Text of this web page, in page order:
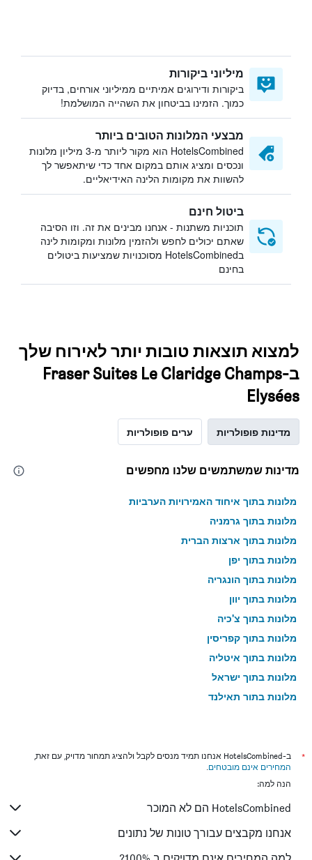
מיליוני ביקורות
ביקורות ודירוגים אמיתיים ממיליוני אורחים, בדיוק
כמוך. הזמינו בביטחון את השהייה המושלמת!
מבצעי המלונות הטובים ביותר
HotelsCombined הוא מקור ליותר מ-3 מיליון מלונות
ונכסים ומציג אותם במקום אחד כדי שיתאפשר לך
להשוות את מקומות הלינה האידיאליים.
ביטול חינם
תוכניות משתנות - אנחנו מבינים את זה. וזו הסיבה
שאתם יכולים לחפש ולהזמין מלונות ומקומות לינה
בHotelsCombined מסוכנויות שמציעות ביטולים
בחינם
למצוא תוצאות טובות יותר לאירוח שלך
בFraser Suites Le Claridge Champs-
Elysées
מדינות פופולריות ערים פופולריות
מדינות שמשתמשים שלנו מחפשים
מלונות בתוך איחוד האמירויות הערביות
מלונות בתוך גרמניה
מלונות בתוך ארצות הברית
מלונות בתוך יפן
מלונות בתוך הונגריה
מלונות בתוך יוון
מלונות בתוך צ'כיה
מלונות בתוך קפריסין
מלונות בתוך איטליה
מלונות בתוך ישראל
מלונות בתוך תאילנד
*
ב-HotelsCombined אנחנו תמיד מנסים לקבל ולהציג תמחור מדויק, עם זאת,
המחירים אינם מובטחים.
הנה למה:
HotelsCombined הם לא המוכר
אנחנו מקבצים עבורך טונות של נתונים